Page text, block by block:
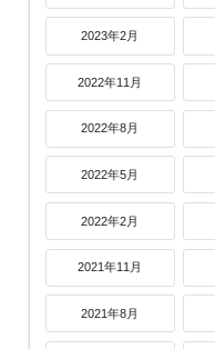
2023年2月
2022年11月
2022年8月
2022年5月
2022年2月
2021年11月
2021年8月